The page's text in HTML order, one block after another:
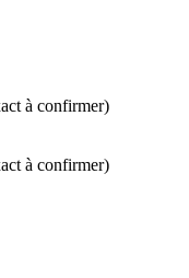
à confirmer)
à confirmer)